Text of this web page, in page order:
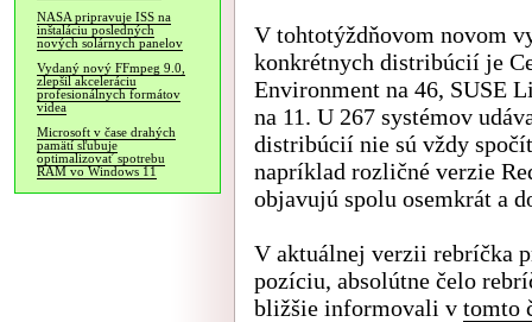
NASA pripravuje ISS na
inštaláciu posledných
nových solárnych panelov
Vydaný nový FFmpeg 9.0,
zlepšil akceleráciu
profesionálnych formátov
videa
Microsoft v čase drahých
pamätí sľubuje
optimalizovať spotrebu
RAM vo Windows 11
V tohtotýždňovom novom
konkrétnych distribúcií je
Environment na 46, SUSE
na 11. U 267 systémov
distribúcií nie sú vždy
napríklad rozličné verzie
objavujú spolu osemkrát a
V aktuálnej verzii rebríčka
pozíciu, absolútne čelo
bližšie informovali v tomto